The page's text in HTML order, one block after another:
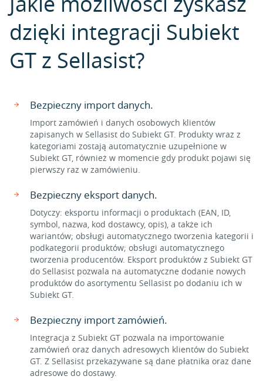
dzięki integracji Subiekt
GT z Sellasist?
Bezpieczny import danych.
Import zamówień i danych osobowych klientów
zapisanych w Sellasist do Subiekt GT. Produkty wraz z
kategoriami zostają automatycznie uzupełnione w
Subiekt GT, również w momencie gdy produkt pojawi się
pierwszy raz w zamówieniu.
Bezpieczny eksport danych.
Dotyczy: eksportu informacji o produktach (EAN, ID,
symbol, nazwa, kod dostawcy, opis), a także ich
wariantów; obsługi automatycznego tworzenia kategorii i
podkategorii produktów; obsługi automatycznego
tworzenia producentów. Eksport produktów z Subiekt GT
do Sellasist pozwala na automatyczne dodanie nowych
produktów do asortymentu Sellasist po dodaniu ich w
Subiekt GT.
Bezpieczny import zamówień.
Integracja z Subiekt GT pozwala na importowanie
zamówień oraz danych adresowych klientów do Subiekt
GT. Z Sellasist przekazywane są dane płatnika oraz dane
adresowe do dostawy.